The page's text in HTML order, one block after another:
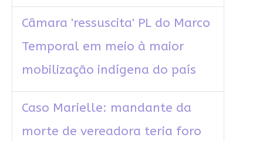
Câmara 'ressuscita' PL do Marco
Temporal em meio à maior
mobilização indígena do país
Caso Marielle: mandante da
morte de vereadora teria foro